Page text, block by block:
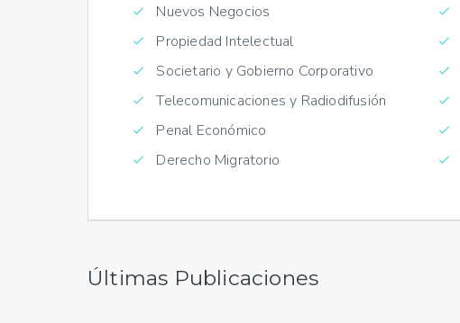
Nuevos Negocios
Propiedad Intelectual
Societario y Gobierno Corporativo
Telecomunicaciones y Radiodifusión
Penal Económico
Derecho Migratorio
Últimas Publicaciones